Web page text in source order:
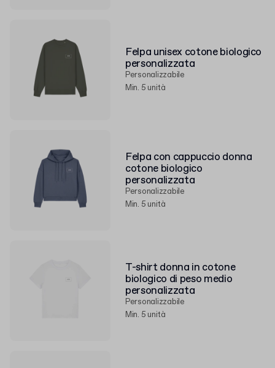
Felpa unisex cotone biologico
personalizzata
Personalizzabile
Min. 5 unità
Felpa con cappuccio donna
cotone biologico
personalizzata
Personalizzabile
Min. 5 unità
T-shirt donna in cotone
biologico di peso medio
personalizzata
Personalizzabile
Min. 5 unità